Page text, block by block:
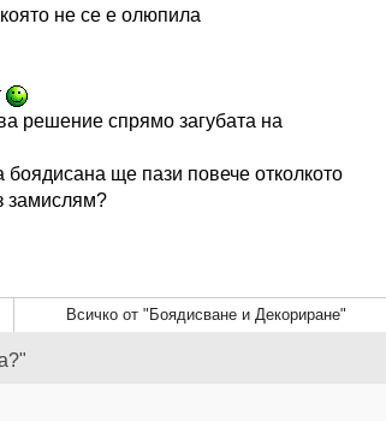
не се е олюпила
решение спрямо загубата на
ще пази повече отколкото
замислям?
Всичко от "Боядисване и Декориране"